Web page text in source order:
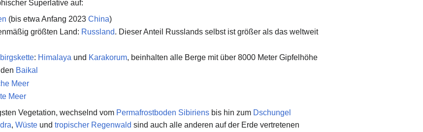
Superlative auf:
(bis etwa Anfang 2023 China)
größten Land: Russland. Dieser Anteil Russlands selbst ist größer als das weltweit
: Himalaya und Karakorum, beinhalten alle Berge mit über 8000 Meter Gipfelhöhe
Baikal
Meer
Meer
Vegetation, wechselnd vom Permafrostboden Sibiriens bis hin zum Dschungel
, Wüste und tropischer Regenwald sind auch alle anderen auf der Erde vertretenen